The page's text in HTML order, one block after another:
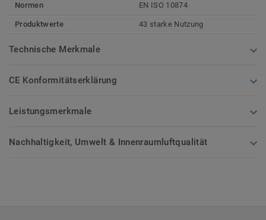
Normen
EN ISO 10874
Produktwerte 43 starke Nutzung
Technische Merkmale
CE Konformitätserklärung
Leistungsmerkmale
Nachhaltigkeit, Umwelt & Innenraumluftqualität